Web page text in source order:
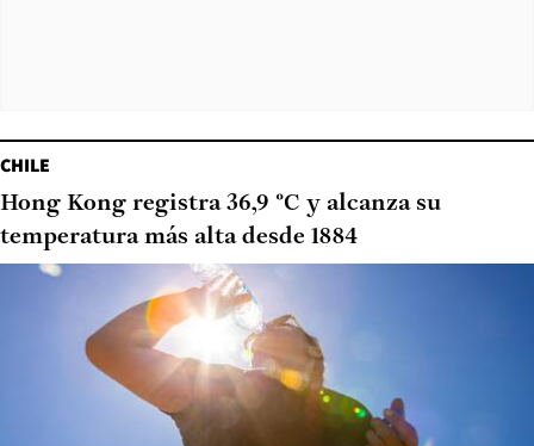
CHILE
Hong Kong registra 36,9 °C y alcanza su
temperatura más alta desde 1884